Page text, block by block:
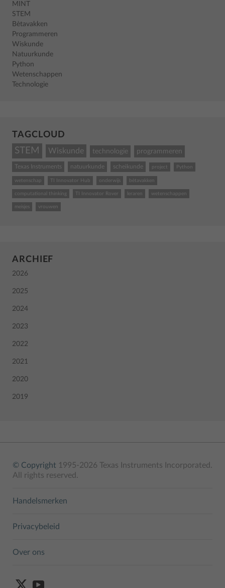
MINT
STEM
Bètavakken
Programmeren
Wiskunde
Natuurkunde
Python
Wetenschappen
Technologie
TAGCLOUD
STEM Wiskunde technologie programmeren
Texas Instruments natuurkunde scheikunde project Python
wetenschap TI Innovator Hub onderwijs bètavakken
computational thinking TI Innovator Rover leraren wetenschappen
meisjes vrouwen
ARCHIEF
2026
2025
2024
2023
2022
2021
2020
2019
© Copyright 1995-2026 Texas Instruments Incorporated.
All rights reserved.
Handelsmerken
Privacybeleid
Over ons